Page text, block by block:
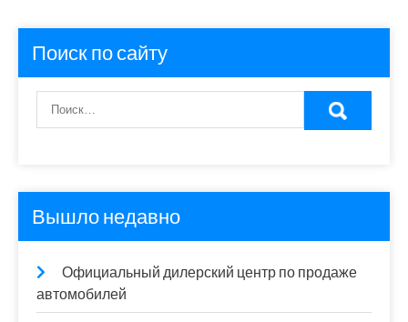
Поиск по сайту
Вышло недавно
Официальный дилерский центр по продаже
автомобилей